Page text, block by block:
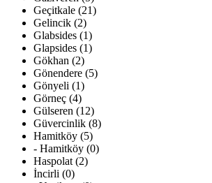
Geçitkale (21)
Gelincik (2)
Glabsides (1)
Glapsides (1)
Gökhan (2)
Gönendere (5)
Gönyeli (1)
Görneç (4)
Gülseren (12)
Güvercinlik (8)
Hamitköy (5)
- Hamitköy (0)
Haspolat (2)
İncirli (0)